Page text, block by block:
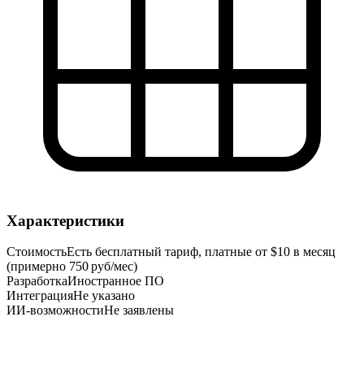
Характеристики
СтоимостьЕсть бесплатный тариф, платные от $10 в месяц
(примерно 750 руб/мес)
РазработкаИностранное ПО
ИнтеграцияНе указано
ИИ-возможностиНе заявлены